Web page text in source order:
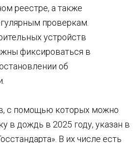
реестре, а также
проверкам.
устройств
фиксироваться в
об
с помощью которых можно
в дождь в 2025 году, указан в
В их числе есть